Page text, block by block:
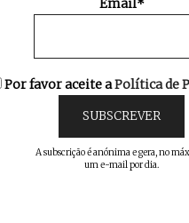
Email*
Por favor aceite aPolítica de
A subscrição é anónima e gera, no
um e-mail por dia.